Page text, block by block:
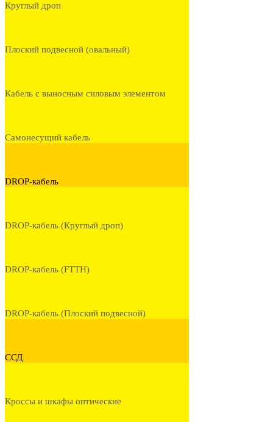
Круглый дроп
Плоский подвесной (овальный)
Кабель с выносным силовым элементом
Самонесущий кабель
DROP-кабель
DROP-кабель (Круглый дроп)
DROP-кабель (FTTH)
DROP-кабель (Плоский подвесной)
ССД
Кроссы и шкафы оптические